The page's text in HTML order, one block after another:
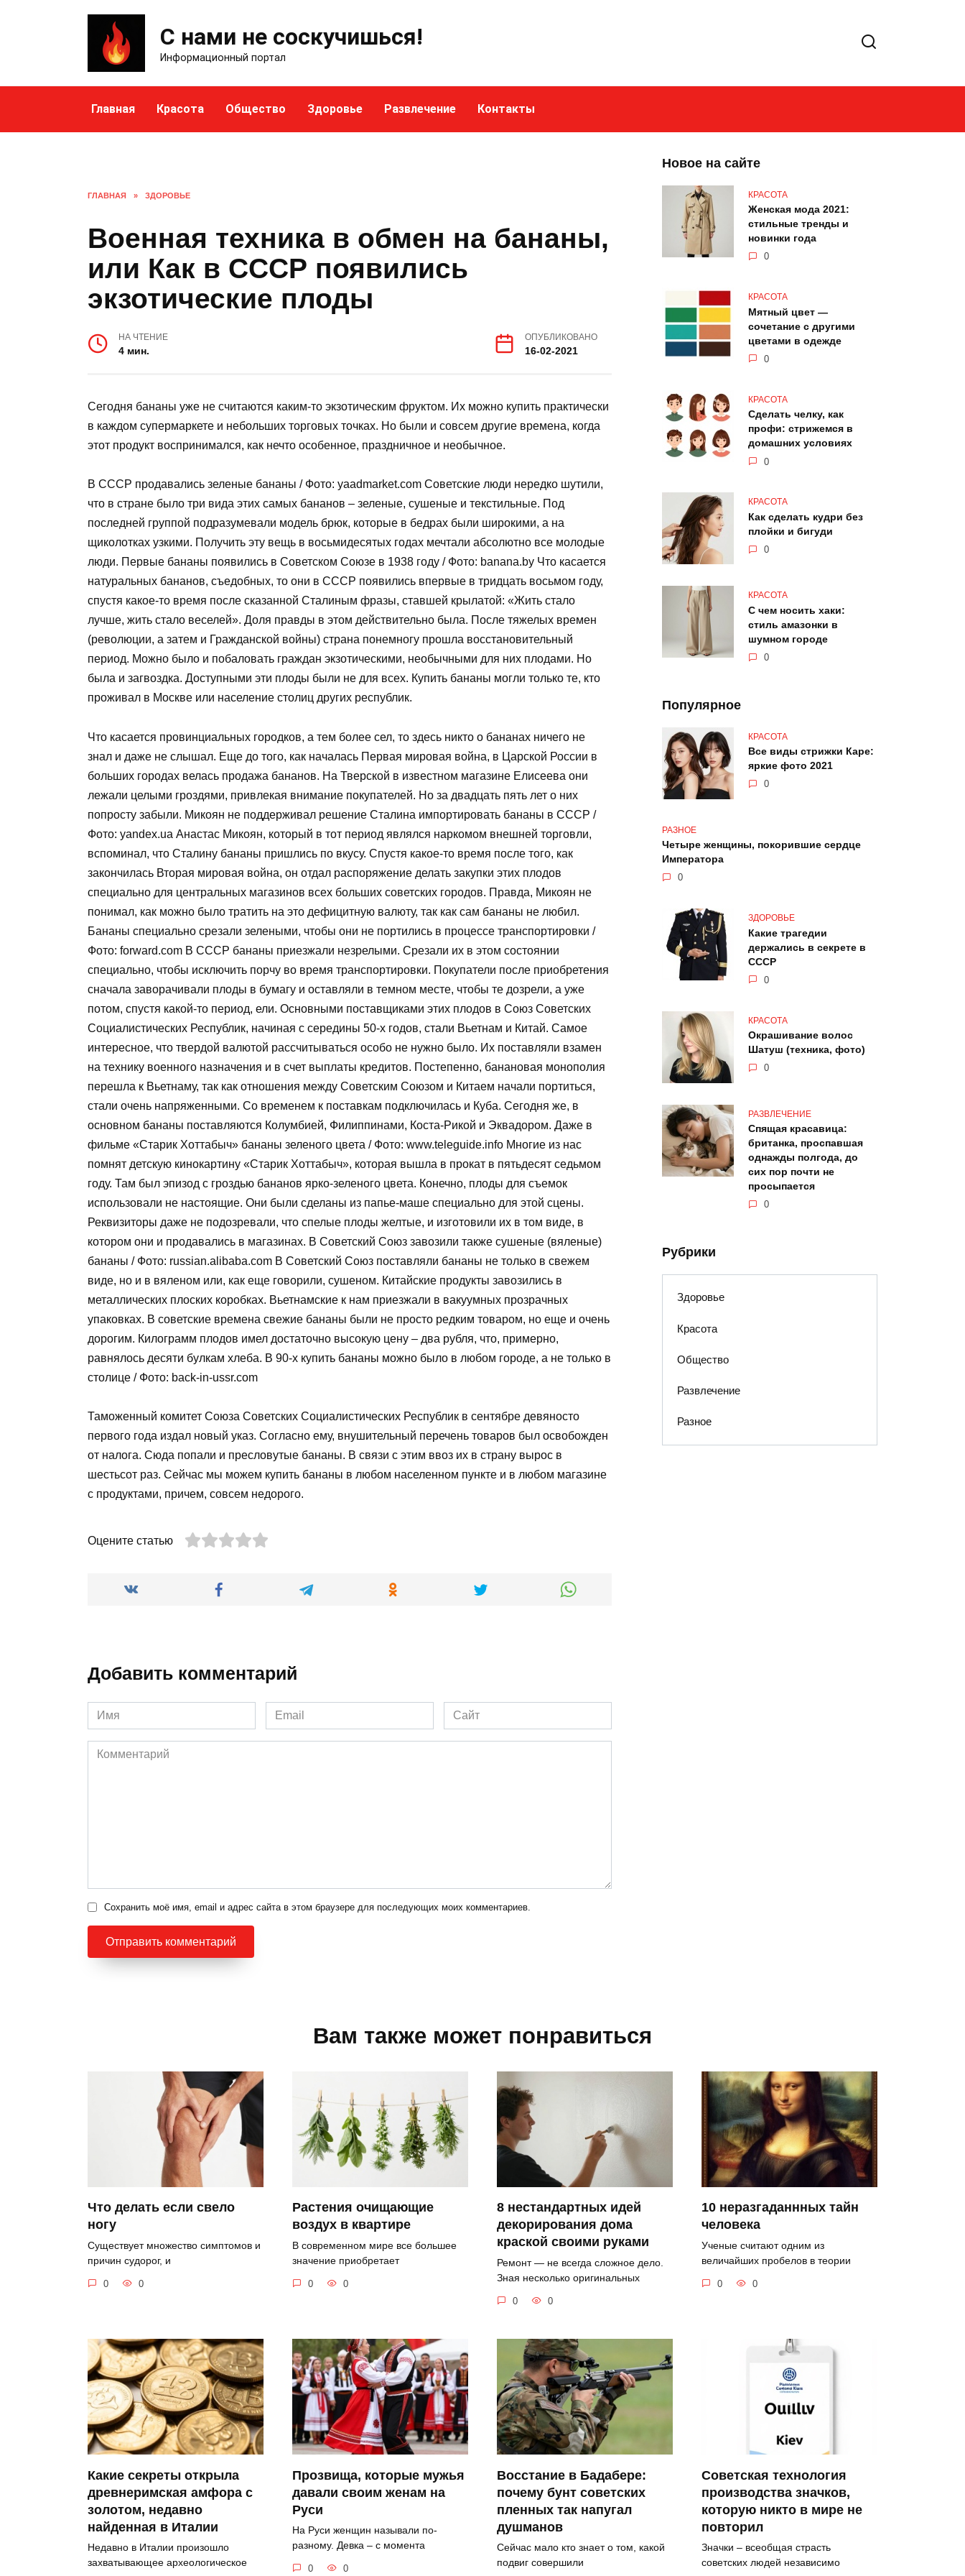
С нами не соскучишься!
Информационный портал
Главная Красота Общество Здоровье Развлечение Контакты
ГЛАВНАЯ » ЗДОРОВЬЕ
Военная техника в обмен на бананы,
или Как в СССР появились
экзотические плоды
НА ЧТЕНИЕ
4 мин.
ОПУБЛИКОВАНО
16-02-2021
Сегодня бананы уже не считаются каким-то экзотическим фруктом. Их можно купить практически
в каждом супермаркете и небольших торговых точках. Но были и совсем другие времена, когда
этот продукт воспринимался, как нечто особенное, праздничное и необычное.
В СССР продавались зеленые бананы / Фото: yaadmarket.com Советские люди нередко шутили,
что в стране было три вида этих самых бананов – зеленые, сушеные и текстильные. Под
последней группой подразумевали модель брюк, которые в бедрах были широкими, а на
щиколотках узкими. Получить эту вещь в восьмидесятых годах мечтали абсолютно все молодые
люди. Первые бананы появились в Советском Союзе в 1938 году / Фото: banana.by Что касается
натуральных бананов, съедобных, то они в СССР появились впервые в тридцать восьмом году,
спустя какое-то время после сказанной Сталиным фразы, ставшей крылатой: «Жить стало
лучше, жить стало веселей». Доля правды в этом действительно была. После тяжелых времен
(революции, а затем и Гражданской войны) страна понемногу прошла восстановительный
период. Можно было и побаловать граждан экзотическими, необычными для них плодами. Но
была и загвоздка. Доступными эти плоды были не для всех. Купить бананы могли только те, кто
проживал в Москве или население столиц других республик.
Что касается провинциальных городков, а тем более сел, то здесь никто о бананах ничего не
знал и даже не слышал. Еще до того, как началась Первая мировая война, в Царской России в
больших городах велась продажа бананов. На Тверской в известном магазине Елисеева они
лежали целыми гроздями, привлекая внимание покупателей. Но за двадцать пять лет о них
попросту забыли. Микоян не поддерживал решение Сталина импортировать бананы в СССР /
Фото: yandex.ua Анастас Микоян, который в тот период являлся наркомом внешней торговли,
вспоминал, что Сталину бананы пришлись по вкусу. Спустя какое-то время после того, как
закончилась Вторая мировая война, он отдал распоряжение делать закупки этих плодов
специально для центральных магазинов всех больших советских городов. Правда, Микоян не
понимал, как можно было тратить на это дефицитную валюту, так как сам бананы не любил.
Бананы специально срезали зелеными, чтобы они не портились в процессе транспортировки /
Фото: forward.com В СССР бананы приезжали незрелыми. Срезали их в этом состоянии
специально, чтобы исключить порчу во время транспортировки. Покупатели после приобретения
сначала заворачивали плоды в бумагу и оставляли в темном месте, чтобы те дозрели, а уже
потом, спустя какой-то период, ели. Основными поставщиками этих плодов в Союз Советских
Социалистических Республик, начиная с середины 50-х годов, стали Вьетнам и Китай. Самое
интересное, что твердой валютой рассчитываться особо не нужно было. Их поставляли взамен
на технику военного назначения и в счет выплаты кредитов. Постепенно, банановая монополия
перешла к Вьетнаму, так как отношения между Советским Союзом и Китаем начали портиться,
стали очень напряженными. Со временем к поставкам подключилась и Куба. Сегодня же, в
основном бананы поставляются Колумбией, Филиппинами, Коста-Рикой и Эквадором. Даже в
фильме «Старик Хоттабыч» бананы зеленого цвета / Фото: www.teleguide.info Многие из нас
помнят детскую кинокартину «Старик Хоттабыч», которая вышла в прокат в пятьдесят седьмом
году. Там был эпизод с гроздью бананов ярко-зеленого цвета. Конечно, плоды для съемок
использовали не настоящие. Они были сделаны из папье-маше специально для этой сцены.
Реквизиторы даже не подозревали, что спелые плоды желтые, и изготовили их в том виде, в
котором они и продавались в магазинах. В Советский Союз завозили также сушеные (вяленые)
бананы / Фото: russian.alibaba.com В Советский Союз поставляли бананы не только в свежем
виде, но и в вяленом или, как еще говорили, сушеном. Китайские продукты завозились в
металлических плоских коробках. Вьетнамские к нам приезжали в вакуумных прозрачных
упаковках. В советские времена свежие бананы были не просто редким товаром, но еще и очень
дорогим. Килограмм плодов имел достаточно высокую цену – два рубля, что, примерно,
равнялось десяти булкам хлеба. В 90-х купить бананы можно было в любом городе, а не только в
столице / Фото: back-in-ussr.com
Таможенный комитет Союза Советских Социалистических Республик в сентябре девяносто
первого года издал новый указ. Согласно ему, внушительный перечень товаров был освобожден
от налога. Сюда попали и пресловутые бананы. В связи с этим ввоз их в страну вырос в
шестьсот раз. Сейчас мы можем купить бананы в любом населенном пункте и в любом магазине
с продуктами, причем, совсем недорого.
Оцените статью
Добавить комментарий
Имя
*
Email
*
Сайт
Комментарий
Сохранить моё имя, email и адрес сайта в этом браузере для последующих моих комментариев.
Новое на сайте
КРАСОТА
Женская мода 2021:
стильные тренды и
новинки года
0
КРАСОТА
Мятный цвет —
сочетание с другими
цветами в одежде
0
КРАСОТА
Сделать челку, как
профи: стрижемся в
домашних условиях
0
КРАСОТА
Как сделать кудри без
плойки и бигуди
0
КРАСОТА
С чем носить хаки:
стиль амазонки в
шумном городе
0
Популярное
КРАСОТА
Все виды стрижки Каре:
яркие фото 2021
0
РАЗНОЕ
Четыре женщины, покорившие сердце
Императора
0
ЗДОРОВЬЕ
Какие трагедии
держались в секрете в
СССР
0
КРАСОТА
Окрашивание волос
Шатуш (техника, фото)
0
РАЗВЛЕЧЕНИЕ
Спящая красавица:
британка, проспавшая
однажды полгода, до
сих пор почти не
просыпается
0
Рубрики
Здоровье
Красота
Общество
Развлечение
Разное
Вам также может понравиться
Что делать если свело
ногу
Существует множество симптомов и
причин судорог, и
0 0
Растения очищающие
воздух в квартире
В современном мире все большее
значение приобретает
0 0
8 нестандартных идей
декорирования дома
краской своими руками
Ремонт — не всегда сложное дело.
Зная несколько оригинальных
0 0
10 неразгаданнных тайн
человека
Ученые считают одним из
величайших пробелов в теории
0 0
Какие секреты открыла
древнеримская амфора с
золотом, недавно
найденная в Италии
Недавно в Италии произошло
захватывающее археологическое
Прозвища, которые мужья
давали своим женам на
Руси
На Руси женщин называли по-
разному. Девка – с момента
0 0
Восстание в Бадабере:
почему бунт советских
пленных так напугал
душманов
Сейчас мало кто знает о том, какой
подвиг совершили
Советская технология
производства значков,
которую никто в мире не
повторил
Значки – всеобщая страсть
советских людей независимо